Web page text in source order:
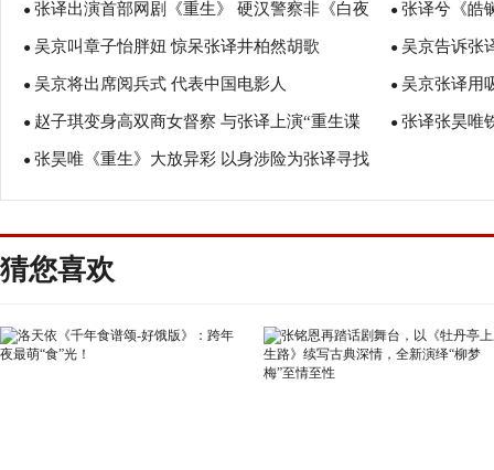
逗乐全场 福
● 张译出演首部网剧《重生》 硬汉警察非《白夜
追凶》续集
● 张译兮《皓
● 吴京叫章子怡胖妞 惊呆张译井柏然胡歌 ● 吴京告诉张
此
● 吴京将出席阅兵式 代表中国电影人 ● 吴京张译用
不油腻！
● 赵子琪变身高双商女督察 与张译上演“重生谍
影”
● 张译张昊唯
● 张昊唯《重生》大放异彩 以身涉险为张译寻找
真相
猜您喜欢